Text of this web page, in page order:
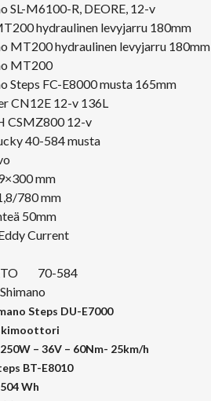
SL-M6100-R, DEORE, 12-v
hydraulinen levyjarru 180mm
MT200 hydraulinen levyjarru 180mm
MT200
Steps FC-E8000 musta 165mm
CN12E 12-v 136L
CSMZ800 12-v
40-584 musta
mm
780 mm
50mm
Current
70-584
Shimano
Steps DU-E7000
250W – 36V – 60Nm- 25km/h
BT-E8010
504 Wh